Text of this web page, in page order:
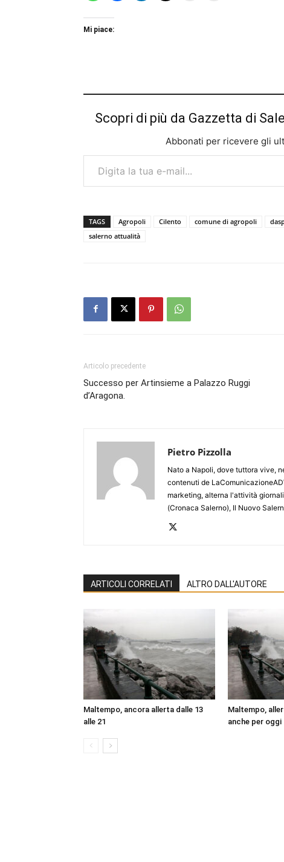
Mi piace:
Scopri di più da Gazzetta di
Abbonati per ricevere gli
Digita la tua e-mail...
TAGS Agropoli Cilento comune di agropoli
salerno attualità
Articolo precedente
Successo per Artinsieme a Palazzo Ruggi
d’Aragona.
Pietro Pizzolla
Nato a Napoli, dove tuttora vive,
contenuti de
marketing, alterna l'attività
(Cronaca Salerno), Il Nuovo
ARTICOLI CORRELATI ALTRO DALL'AUTORE
Maltempo, ancora allerta dalle 13
alle 21
Maltempo,
anche per oggi